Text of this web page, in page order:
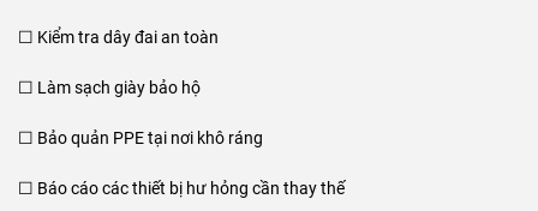
☐ Kiểm tra dây đai an toàn
☐ Làm sạch giày bảo hộ
☐ Bảo quản PPE tại nơi khô ráng
☐ Báo cáo các thiết bị hư hỏng cần thay thế